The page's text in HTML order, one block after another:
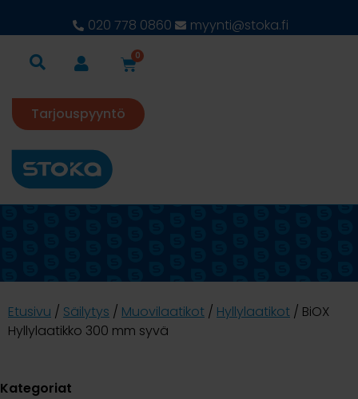
020 778 0860 myynti@stoka.fi
0
Tarjouspyyntö
Etusivu / Säilytys / Muovilaatikot / Hyllylaatikot / BiOX
Hyllylaatikko 300 mm syvä
Kategoriat